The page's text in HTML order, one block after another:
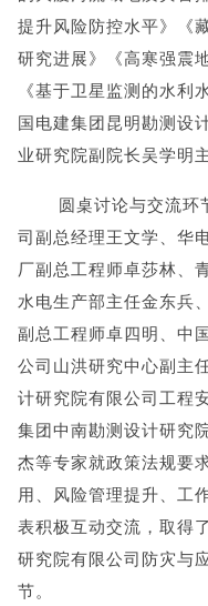
提升风险防控水平》《
研究进展》《高寒强震
《基于卫星监测的水利
国电建集团昆明勘测设
业研究院副院长吴学明
圆桌讨论与交流环
司副总经理王文学、华
厂副总工程师卓莎林、
水电生产部主任金东兵
副总工程师卓四明、‌中
公司山洪研究中心副主
计研究院有限公司工程
集团中南勘测设计研究
杰等专家就政策法规要
用、风险管理提升、工
表积极互动交流，取得
研究院有限公司防灾与
节。